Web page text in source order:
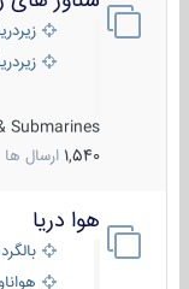
Submarines
1,540 ارسال ها
هوا دریا
بالگردها